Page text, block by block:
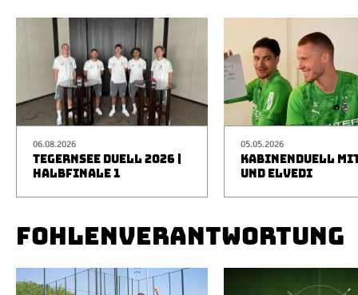
06.08.2026
TEGERNSEE DUELL 2026 |
HALBFINALE 1
05.05.2026
KABINENDUELL
UND ELVEDI
FOHLENVERANTWORTUNG